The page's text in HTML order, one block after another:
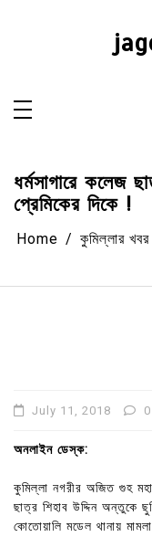
ধর্মসাগারে কলেজ
প্রেমিকের দিকে !
Home কুমিল্লার খবর
July 11, 2018 0
অনলাইন ডেস্ক:
কুমিল্লা নগরীর অজিত গুহ
ছাত্র শিহাব উদ্দিন অন্তুকে
কোতোয়ালি মডেল থানায়